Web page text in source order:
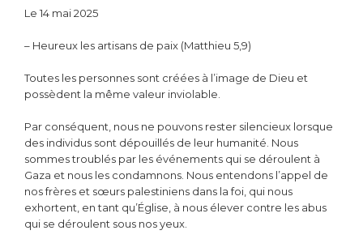
Le 14 mai 2025
– Heureux les artisans de paix (Matthieu 5,9)
Toutes les personnes sont créées à l’image de Dieu et
possèdent la même valeur inviolable.
Par conséquent, nous ne pouvons rester silencieux lorsque
des individus sont dépouillés de leur humanité. Nous
sommes troublés par les événements qui se déroulent à
Gaza et nous les condamnons. Nous entendons l’appel de
nos frères et sœurs palestiniens dans la foi, qui nous
exhortent, en tant qu’Église, à nous élever contre les abus
qui se déroulent sous nos yeux.